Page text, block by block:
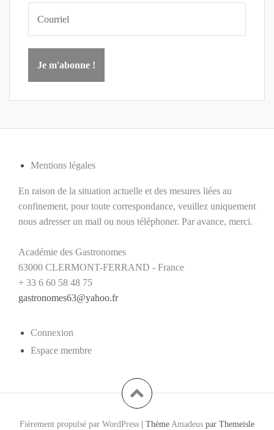
Mentions légales
En raison de la situation actuelle et des mesures liées au
confinement, pour toute correspondance, veuillez uniquement
nous adresser un mail ou nous téléphoner. Par avance, merci.
Académie des Gastronomes
63000 CLERMONT-FERRAND - France
+ 33 6 60 58 48 75
gastronomes63@yahoo.fr
Connexion
Espace membre
Fièrement propulsé par WordPress | Thème Amadeus par Themeisle